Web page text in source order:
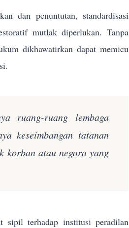
dan penuntutan, standardisasi
mutlak diperlukan. Tanpa
dikhawatirkan dapat memicu
ruang-ruang lembaga
keseimbangan tatanan
korban atau negara yang
sipil terhadap institusi peradilan